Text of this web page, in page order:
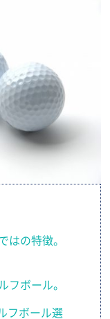
の特徴。
ボール。
フボール選